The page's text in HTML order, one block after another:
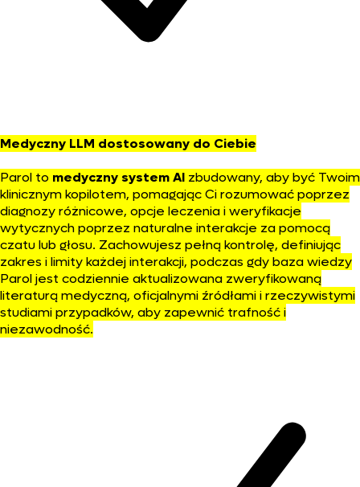
Medyczny LLM dostosowany do Ciebie
Parol to medyczny system AI zbudowany, aby być Twoim
klinicznym kopilotem, pomagając Ci rozumować poprzez
diagnozy różnicowe, opcje leczenia i weryfikacje
wytycznych poprzez naturalne interakcje za pomocą
czatu lub głosu. Zachowujesz pełną kontrolę, definiując
zakres i limity każdej interakcji, podczas gdy baza wiedzy
Parol jest codziennie aktualizowana zweryfikowaną
literaturą medyczną, oficjalnymi źródłami i rzeczywistymi
studiami przypadków, aby zapewnić trafność i
niezawodność.